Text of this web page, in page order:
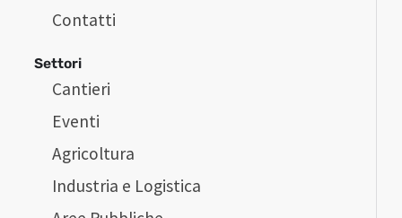
Contatti
Settori
Cantieri
Eventi
Agricoltura
Industria e Logistica